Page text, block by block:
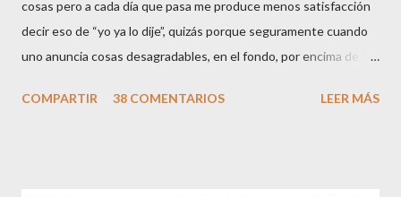
cosas pero a cada día que pasa me produce menos satisfacción
decir eso de “yo ya lo dije”, quizás porque seguramente cuando
uno anuncia cosas desagradables, en el fondo, por encima de la
Pero francamente estos socialistas son tan transparentes en su
COMPARTIR 38 COMENTARIOS LEER MÁS